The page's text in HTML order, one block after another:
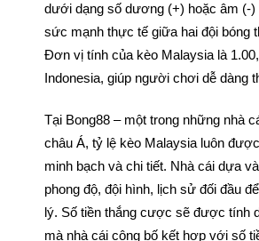
dưới dạng số dương (+) hoặc âm (-)
sức mạnh thực tế giữa hai đội bóng
Đơn vị tính của kèo Malaysia là
Indonesia, giúp người chơi dễ dàng
Tại Bong88 – một trong những nhà
châu Á, tỷ lệ kèo Malaysia luôn
minh bạch và chi tiết. Nhà cái dựa
phong độ, đội hình, lịch sử đối đầu
lý. Số tiền thắng cược sẽ được tính
mà nhà cái công bố kết hợp với số